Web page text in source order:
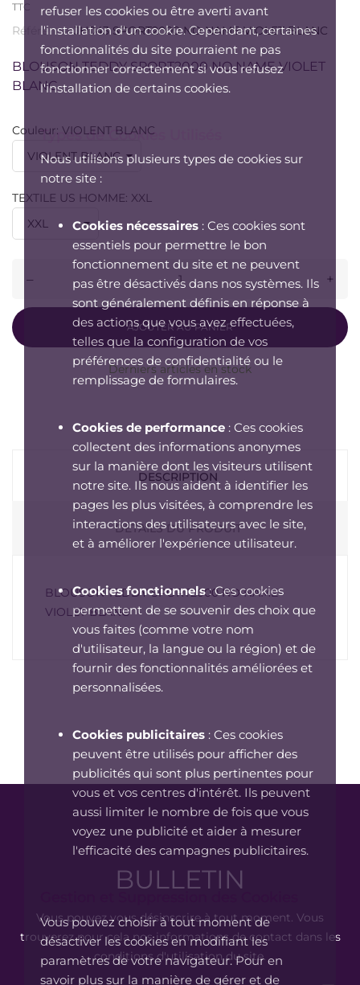
refuser les cookies ou être averti avant
l'installation d'un cookie. Cependant, certaines
fonctionnalités du site pourraient ne pas
fonctionner correctement si vous refusez
l'installation de certains cookies.
Types de Cookies Utilisés
Nous utilisons plusieurs types de cookies sur
notre site :
Cookies nécessaires : Ces cookies sont
essentiels pour permettre le bon
fonctionnement du site et ne peuvent
pas être désactivés dans nos systèmes. Ils
sont généralement définis en réponse à
des actions que vous avez effectuées,
telles que la configuration de vos
préférences de confidentialité ou le
remplissage de formulaires.
Cookies de performance : Ces cookies
collectent des informations anonymes
sur la manière dont les visiteurs utilisent
notre site. Ils nous aident à identifier les
pages les plus visitées, à comprendre les
interactions des utilisateurs avec le site,
et à améliorer l'expérience utilisateur.
Cookies fonctionnels: Ces cookies
permettent de se souvenir des choix que
vous faites (comme votre nom
d'utilisateur, la langue ou la région) et de
fournir des fonctionnalités améliorées et
personnalisées.
Cookies publicitaires : Ces cookies
peuvent être utilisés pour afficher des
publicités qui sont plus pertinentes pour
vous et vos centres d'intérêt. Ils peuvent
aussi limiter le nombre de fois que vous
voyez une publicité et aider à mesurer
l'efficacité des campagnes publicitaires.
Vous pouvez choisir à tout moment de
désactiver les cookies en modifiant les
paramètres de votre navigateur. Pour en
savoir plus sur la manière de gérer et de
TTC
Référence: JH043 SPORT2000 NO NAME-VIOLET BLANC
BLOUSON TEDDY SPORT2000 NO NAME VIOLET
BLANC
Couleur: VIOLENT BLANC
TEXTILE US HOMME: XXL
– +
AJOUTER AU PANIER
Derniers articles en stock
DESCRIPTION
DÉTAILS DU PRODUIT
BLOUSON TEDDY SPORT2000 NO NAME
VIOLET BLANC
BULLETIN
Vous pouvez vous désinscrire à tout moment. Vous
trouverez pour cela nos informations de contact dans les
conditions d'utilisation du site.